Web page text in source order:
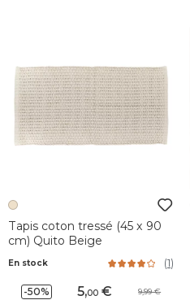
Tapis coton tressé (45 x 90
cm) Quito Beige
En stock (1)
-50% 5,00 9,99